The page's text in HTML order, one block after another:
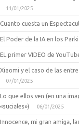
11/01/2025
Cuanto cuesta un
El Poder de la IA en los
EL primer VIDEO de
Xiaomi y el caso de las
07/01/2025
Lo que ellos ven (en una
«suciales»)
06/01/2025
Innocence, mi gran amiga,